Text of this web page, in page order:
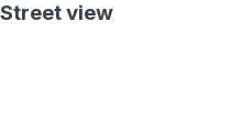
Street view